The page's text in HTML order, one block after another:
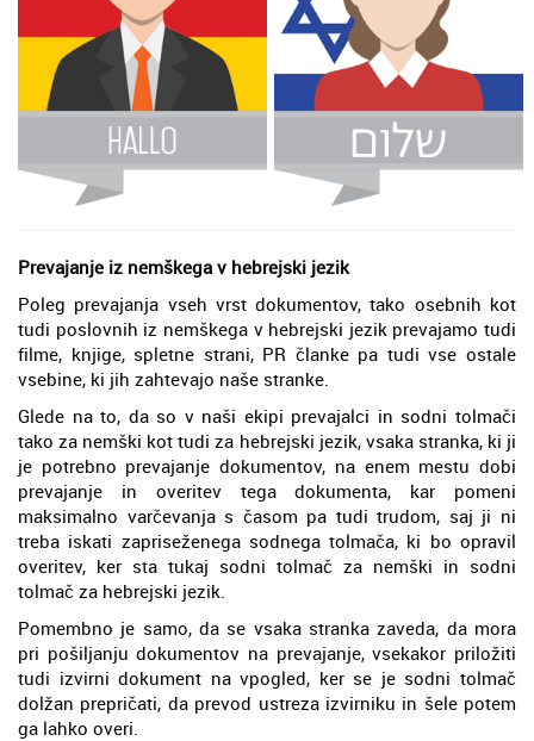
Prevajanje iz nemškega v hebrejski jezik
Poleg prevajanja vseh vrst dokumentov, tako osebnih kot
tudi poslovnih iz nemškega v hebrejski jezik prevajamo tudi
filme, knjige, spletne strani, PR članke pa tudi vse ostale
vsebine, ki jih zahtevajo naše stranke.
Glede na to, da so v naši ekipi prevajalci in sodni tolmači
tako za nemški kot tudi za hebrejski jezik, vsaka stranka, ki ji
je potrebno prevajanje dokumentov, na enem mestu dobi
prevajanje in overitev tega dokumenta, kar pomeni
maksimalno varčevanja s časom pa tudi trudom, saj ji ni
treba iskati zapriseženega sodnega tolmača, ki bo opravil
overitev, ker sta tukaj sodni tolmač za nemški in sodni
tolmač za hebrejski jezik.
Pomembno je samo, da se vsaka stranka zaveda, da mora
pri pošiljanju dokumentov na prevajanje, vsekakor priložiti
tudi izvirni dokument na vpogled, ker se je sodni tolmač
dolžan prepričati, da prevod ustreza izvirniku in šele potem
ga lahko overi.